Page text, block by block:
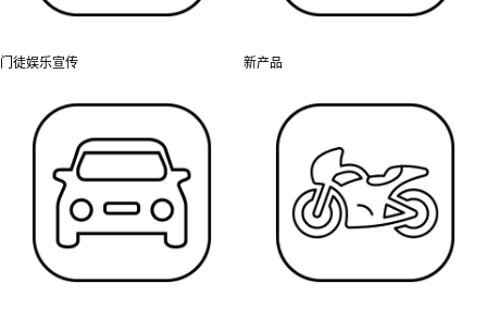
门徒娱乐宣传 新产品